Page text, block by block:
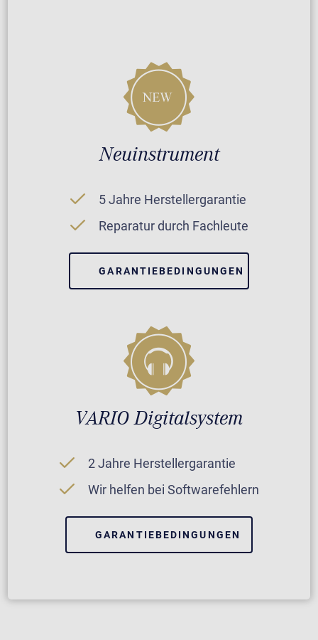
Neuinstrument
5 Jahre Herstellergarantie
Reparatur durch Fachleute
GARANTIEBEDINGUNGEN
VARIO Digitalsystem
2 Jahre Herstellergarantie
Wir helfen bei Softwarefehlern
GARANTIEBEDINGUNGEN